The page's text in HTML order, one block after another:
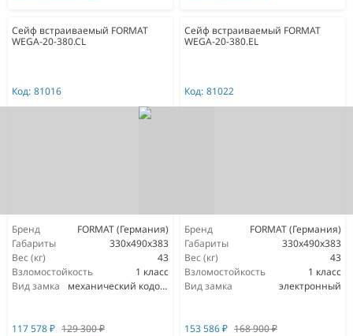
Сейф встраиваемый FORMAT
WEGA-20-380.CL
Код: 81016
Бренд
FORMAT (Германия)
Габариты
330x490x383
Вес (кг)
43
Взломостойкость
1 класс
Вид замка
механический кодовый
117 578₽ 129 300₽
Сейф встраиваемый FORMAT
WEGA-20-380.EL
Код: 81022
Бренд
FORMAT (Германия)
Габариты
330x490x383
Вес (кг)
43
Взломостойкость
1 класс
Вид замка
электронный
153 586₽ 168 900₽